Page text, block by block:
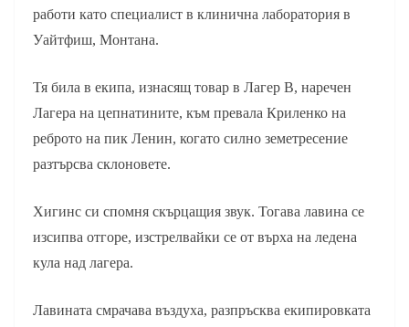
работи като специалист в клинична лаборатория в
Уайтфиш, Монтана.
Тя била в екипа, изнасящ товар в Лагер B, наречен
Лагера на цепнатините, към превала Криленко на
реброто на пик Ленин, когато силно земетресение
разтърсва склоновете.
Хигинс си спомня скърцащия звук. Тогава лавина се
изсипва отгоре, изстрелвайки се от върха на ледена
кула над лагера.
Лавината смрачава въздуха, разпръсква екипировката